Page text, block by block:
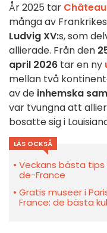
År 2025 tar
många av
Ludvig XV:s, som
allierade. Från den
april 2026 tar en ny
mellan två
av de inhemska
var tvungna att
bosatte sig i
LÄS OCKSÅ
Veckans bästa tips
de-France
Gratis museer i
France: de bästa